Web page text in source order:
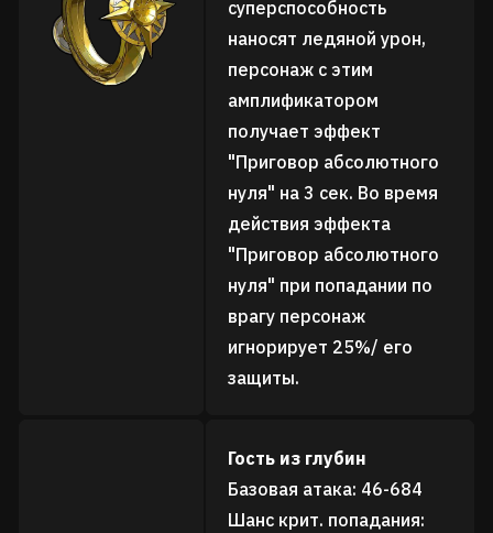
суперспособность
наносят ледяной урон,
персонаж с этим
амплификатором
получает эффект
"Приговор абсолютного
нуля" на 3 сек. Во время
действия эффекта
"Приговор абсолютного
нуля" при попадании по
врагу персонаж
игнорирует 25%/ его
защиты.
Гость из глубин
Базовая атака: 46-684
Шанс крит. попадания: